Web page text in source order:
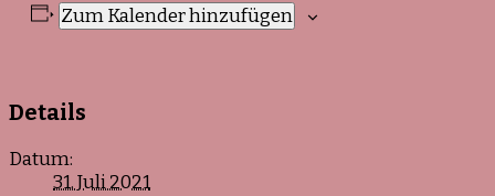
Zum Kalender hinzufügen
Details
Datum:
31. Juli 2021